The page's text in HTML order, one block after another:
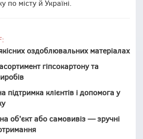
по місту й Україні.
оздоблювальних матеріалах
гіпсокартону та
підтримка клієнтів і допомога у
об’єкт або самовивіз — зручні